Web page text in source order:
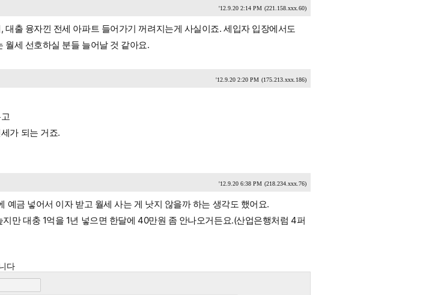
'12.9.20 2:14 PM (221.158.xxx.60)
대출 융자낀 전세 아파트 들어가기 꺼려지는게 사실이죠. 세입자 입장에서도
월세 선호하실 분들 늘어날 것 같아요.
'12.9.20 2:20 PM (175.213.xxx.186)
가 되는 거죠.
'12.9.20 6:38 PM (218.234.xxx.76)
예금 넣어서 이자 받고 월세 사는 게 낫지 않을까 하는 생각도 했어요.
만 대충 1억을 1년 넣으면 한달에 40만원 좀 안나오거든요.(산업은행처럼 4퍼
다